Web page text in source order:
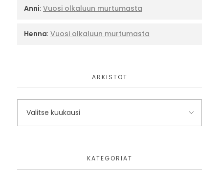
Anni: Vuosi olkaluun murtumasta
Henna: Vuosi olkaluun murtumasta
ARKISTOT
KATEGORIAT